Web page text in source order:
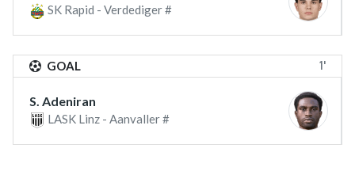
SK Rapid - Verdediger #
GOAL 1'
S. Adeniran
LASK Linz - Aanvaller #